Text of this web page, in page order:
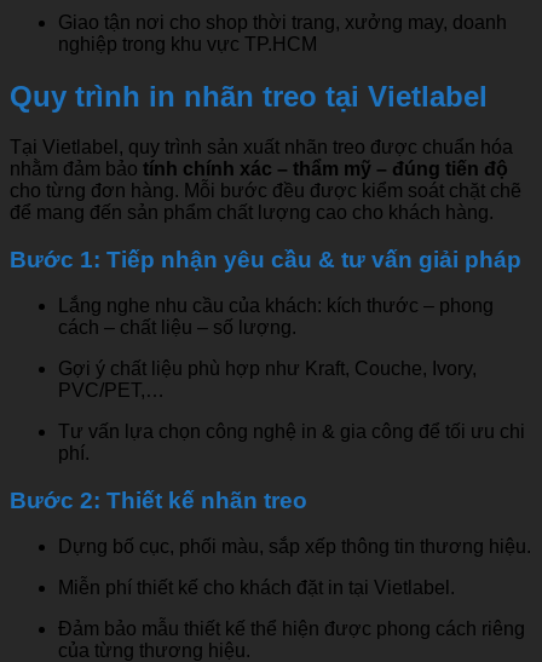
Giao tận nơi cho shop thời trang, xưởng may, doanh
nghiệp trong khu vực TP.HCM
Quy trình in nhãn treo tại Vietlabel
Tại Vietlabel, quy trình sản xuất nhãn treo được chuẩn hóa
nhằm đảm bảo tính chính xác – thẩm mỹ – đúng tiến độ
cho từng đơn hàng. Mỗi bước đều được kiểm soát chặt chẽ
để mang đến sản phẩm chất lượng cao cho khách hàng.
Bước 1: Tiếp nhận yêu cầu & tư vấn giải pháp
Lắng nghe nhu cầu của khách: kích thước – phong
cách – chất liệu – số lượng.
Gợi ý chất liệu phù hợp như Kraft, Couche, Ivory,
PVC/PET,…
Tư vấn lựa chọn công nghệ in & gia công để tối ưu chi
phí.
Bước 2: Thiết kế nhãn treo
Dựng bố cục, phối màu, sắp xếp thông tin thương hiệu.
Miễn phí thiết kế cho khách đặt in tại Vietlabel.
Đảm bảo mẫu thiết kế thể hiện được phong cách riêng
của từng thương hiệu.